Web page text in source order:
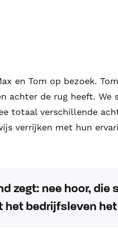
en Tom op bezoek.
achter de rug heeft. We
totaal verschillende
verrijken met hun
zegt: nee hoor,
het bedrijfsleven